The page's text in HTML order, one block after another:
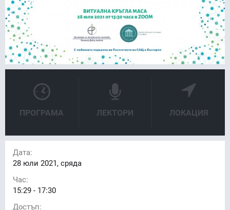
ПРОГРАМА ЛЕКТОРИ ЛОКАЦИЯ
Дата:
28 юли 2021, сряда
Час:
15:29 - 17:30
Достъп: